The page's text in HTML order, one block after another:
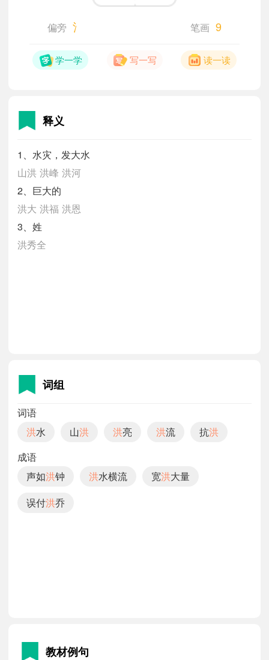
偏旁 氵 笔画 9
学一学 写一写 读一读
释义
1、水灾，发大水
山洪 洪峰 洪河
2、巨大的
洪大 洪福 洪恩
3、姓
洪秀全
词组
词语
洪水 山洪 洪亮 洪流 抗洪
成语
声如洪钟 洪水横流 宽洪大量
误付洪乔
教材例句